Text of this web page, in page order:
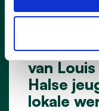
van
Halse
lokale